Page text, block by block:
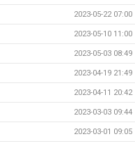
2023-05-22 07:00
2023-05-10 11:00
2023-05-03 08:49
2023-04-19 21:49
2023-04-11 20:42
2023-03-03 09:44
2023-03-01 09:05